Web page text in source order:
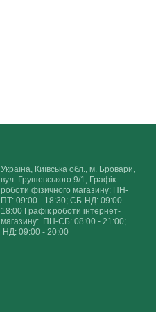
Україна, Київська обл., м. Бровари,
вул. Грушевського 9/1, Графік
роботи фізичного магазину: ПН-
ПТ: 09:00 - 18:30; СБ-НД: 09:00 -
18:00 Графік роботи інтернет-
магазину: ПН-СБ: 08:00 - 21:00;
НД: 09:00 - 20:00